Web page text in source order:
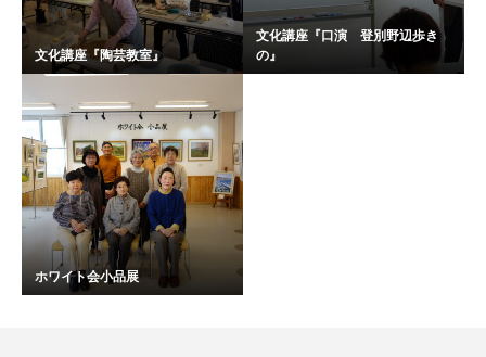
文化講座『陶芸教室』
文化講座『口演 登別野辺歩き
の』
ホワイト会小品展